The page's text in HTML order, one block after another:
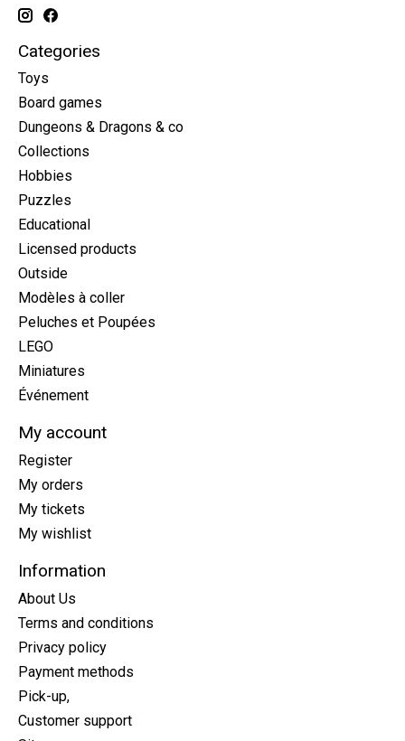
Categories
Toys
Board games
Dungeons & Dragons & co
Collections
Hobbies
Puzzles
Educational
Licensed products
Outside
Modèles à coller
Peluches et Poupées
LEGO
Miniatures
Événement
My account
Register
My orders
My tickets
My wishlist
Information
About Us
Terms and conditions
Privacy policy
Payment methods
Pick-up,
Customer support